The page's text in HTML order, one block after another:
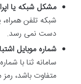
مشکل شبکه یا
شبکه تلفن
دست نمی رسد.
شماره موبایل
سامانه ثنا با
متفاوت باشد،